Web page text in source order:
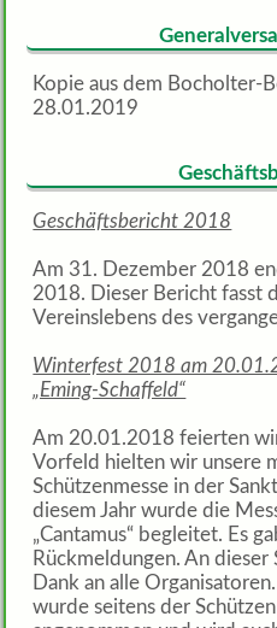
Kopie aus dem Bocholter-
28.01.2019
Geschäftsbericht 2018
Am 31. Dezember 2018
2018. Dieser Bericht fasst
Vereinslebens des
Winterfest 2018 am
„Eming-Schaffeld“
Am 20.01.2018 feierten
Vorfeld hielten wir unsere
Schützenmesse in der
diesem Jahr wurde die
„Cantamus“ begleitet. Es
Rückmeldungen. An dieser
Dank an alle
wurde seitens der